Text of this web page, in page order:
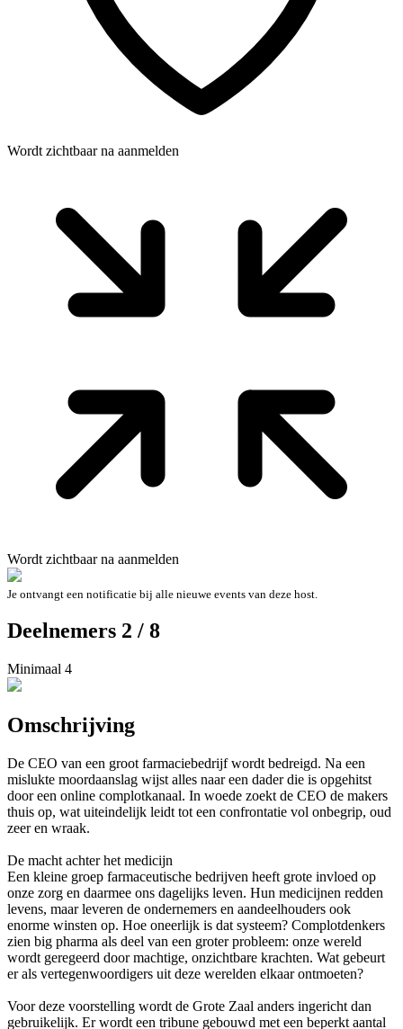
Wordt zichtbaar na aanmelden
Wordt zichtbaar na aanmelden
Je ontvangt een notificatie bij alle nieuwe events van deze host.
Deelnemers 2 / 8
Minimaal 4
Omschrijving
De CEO van een groot farmaciebedrijf wordt bedreigd. Na een
mislukte moordaanslag wijst alles naar een dader die is opgehitst
door een online complotkanaal. In woede zoekt de CEO de makers
thuis op, wat uiteindelijk leidt tot een confrontatie vol onbegrip, oud
zeer en wraak.
De macht achter het medicijn
Een kleine groep farmaceutische bedrijven heeft grote invloed op
onze zorg en daarmee ons dagelijks leven. Hun medicijnen redden
levens, maar leveren de ondernemers en aandeelhouders ook
enorme winsten op. Hoe oneerlijk is dat systeem? Complotdenkers
zien big pharma als deel van een groter probleem: onze wereld
wordt geregeerd door machtige, onzichtbare krachten. Wat gebeurt
er als vertegenwoordigers uit deze werelden elkaar ontmoeten?
Voor deze voorstelling wordt de Grote Zaal anders ingericht dan
gebruikelijk. Er wordt een tribune gebouwd met een beperkt aantal